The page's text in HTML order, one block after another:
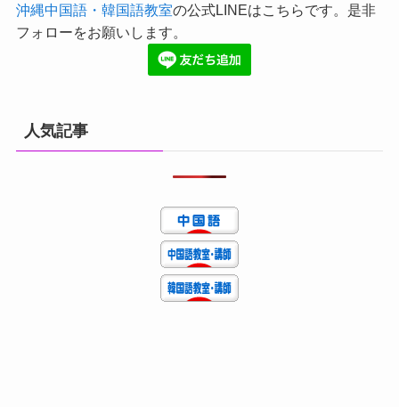
沖縄中国語・韓国語教室の公式LINEはこちらです。是非
フォローをお願いします。
人気記事